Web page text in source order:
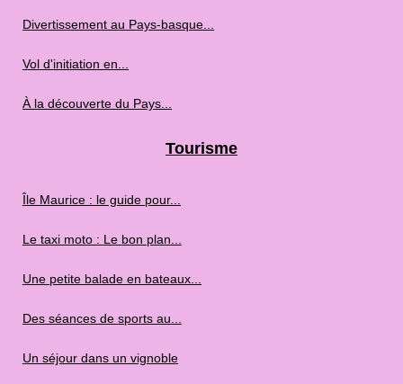
Divertissement au Pays-basque...
Vol d'initiation en...
À la découverte du Pays...
Tourisme
Île Maurice : le guide pour...
Le taxi moto : Le bon plan...
Une petite balade en bateaux...
Des séances de sports au...
Un séjour dans un vignoble